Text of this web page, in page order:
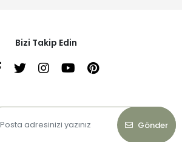
Bizi Takip Edin
Gönder